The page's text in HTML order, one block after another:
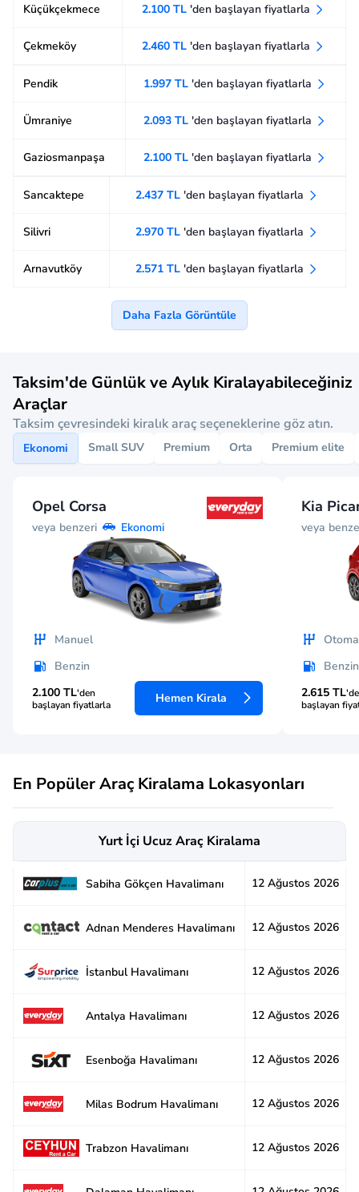
Küçükçekmece 2.100 TL 'den başlayan fiyatlarla
Çekmeköy 2.460 TL 'den başlayan fiyatlarla
Pendik 1.997 TL 'den başlayan fiyatlarla
Ümraniye 2.093 TL 'den başlayan fiyatlarla
Gaziosmanpaşa 2.100 TL 'den başlayan fiyatlarla
Sancaktepe 2.437 TL 'den başlayan fiyatlarla
Silivri 2.970 TL 'den başlayan fiyatlarla
Arnavutköy 2.571 TL 'den başlayan fiyatlarla
Daha Fazla Görüntüle
Taksim'de Günlük ve Aylık Kiralayabileceğiniz
Araçlar
Taksim çevresindeki kiralık araç seçeneklerine göz atın.
Ekonomi Small SUV Premium Orta Premium elite
Opel Corsa
veya benzeri Ekonomi
Manuel
Benzin
2.100 TL'den
başlayan fiyatlarla
Hemen Kirala
Kia
veya
Benzin
2.615 TL
başlayan
En Popüler Araç Kiralama Lokasyonları
Yurt İçi Ucuz Araç Kiralama
Sabiha Gökçen Havalimanı 12 Ağustos 2026
Adnan Menderes Havalimanı 12 Ağustos 2026
İstanbul Havalimanı 12 Ağustos 2026
Antalya Havalimanı 12 Ağustos 2026
Esenboğa Havalimanı 12 Ağustos 2026
Milas Bodrum Havalimanı 12 Ağustos 2026
Trabzon Havalimanı 12 Ağustos 2026